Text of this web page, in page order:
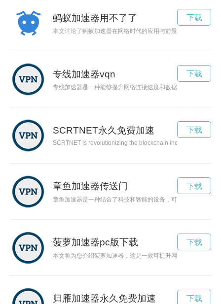
蚂蚁加速器用不了了
本文讨论了蚂蚁加速器在网络时代的应用与前景，介绍了其工
下载
专线加速器vqn
专线加速器是一种能够提升网络连接速度和数据传输效率的神
下载
SCRTNET永久免费加速
SCRTNET is revolutionizing the blockchain industry with its
下载
章鱼加速器传送门
章鱼加速器是一种结合了科技和智能的设备，可以帮助提高工
下载
菠萝加速器pc版下载
本文将为您介绍菠萝加速器，这是一款可提升网络速度的工具
下载
归雁加速器永久免费加速 下载